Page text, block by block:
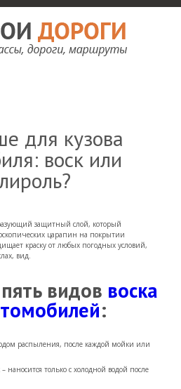
для кузова
воск или
защитный слой, который
царапин на покрытии
краску от любых погодных условий,
вид.
видов воска
:
распыления, после каждой мойки или
только с холодной водой после